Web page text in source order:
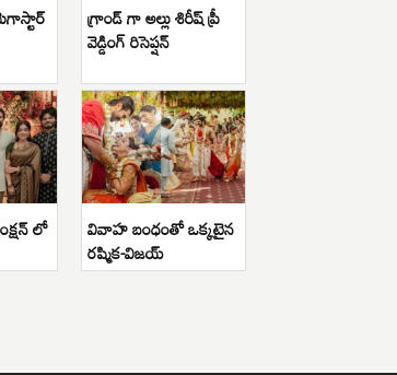
గ్రాండ్ గా అల్లు శిరీష్ ప్రీ
వెడ్డింగ్ రిసెప్షన్
లో వివాహ బంధంతో ఒక్కటైన
రష్మిక-విజయ్